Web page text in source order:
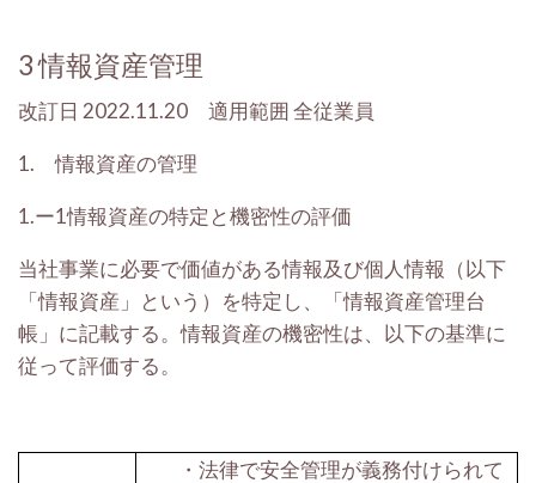
3情報資産管理
改訂日 2022.11.20 適用範囲全従業員
1.情報資産の管理
1.ー1情報資産の特定と機密性の評価
当社事業に必要で価値がある情報及び個人情報（以下
「情報資産」という）を特定し、「情報資産管理台
帳」に記載する。情報資産の機密性は、以下の基準に
従って評価する。
・法律で安全管理が義務付けられて